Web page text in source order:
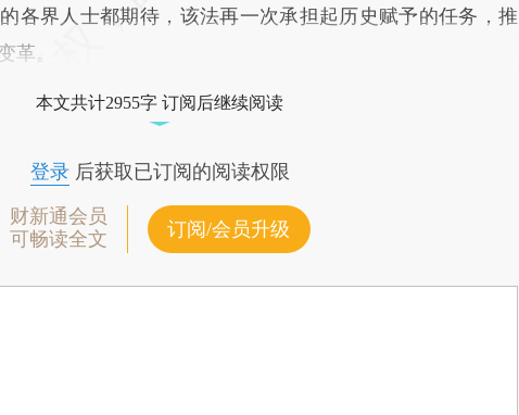
各界人士都期待，该法再一次承担起历史赋予的任务，推
革。
本文共计2955字 订阅后继续阅读
登录后获取已订阅的阅读权限
财新通会员
可畅读全文
订阅/会员升级